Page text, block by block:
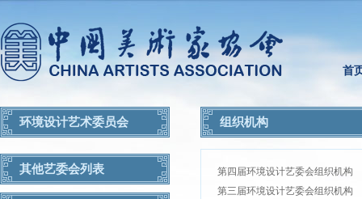
首
环境设计艺术委员会
其他艺委会列表
组织机构
第四届环境设计艺委会组织机构
第三届环境设计艺委会组织机构